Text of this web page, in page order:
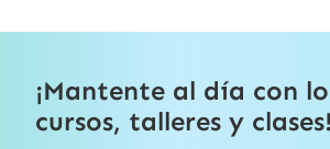
¡Mantente al día con
cursos, talleres y clases!